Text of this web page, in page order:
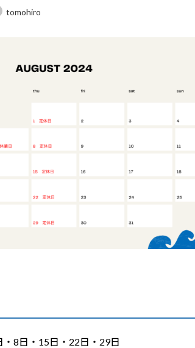
tomohiro
・8日・15日・22日・29日